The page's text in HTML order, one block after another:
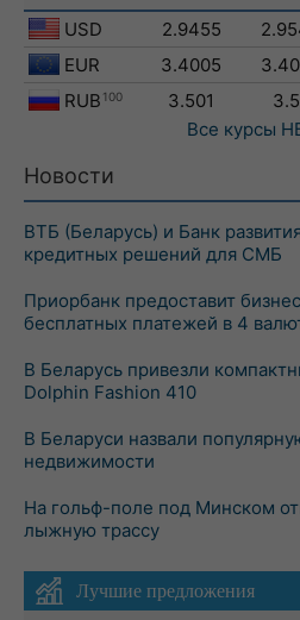
USD 2.9455
EUR
3.4005
RUB 100 3.501
Все курсы
Новости
ВТБ (Беларусь) и Банк
кредитных решений для СМБ
Приорбанк предоставит
бесплатных платежей в 4
В Беларусь привезли
Dolphin Fashion 410
В Беларуси назвали
недвижимости
На гольф-поле под Минском
лыжную трассу
Лучшие предложения